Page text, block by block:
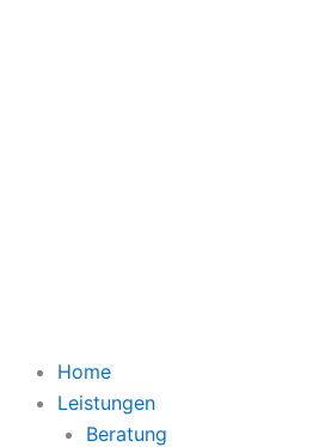
Home
Leistungen
Beratung